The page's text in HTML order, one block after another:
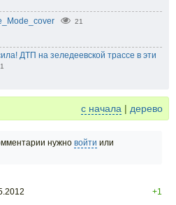
21
ДТП на зеледеевской трассе в эти
с начала | дерево
нужно войти или
+1